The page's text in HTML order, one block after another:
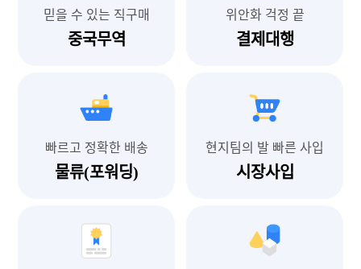
믿을 수 있는 직구매
중국무역
위안화 걱정 끝
결제대행
빠르고 정확한 배송
물류(포워딩)
현지팀의 발 빠른 사입
시장사입